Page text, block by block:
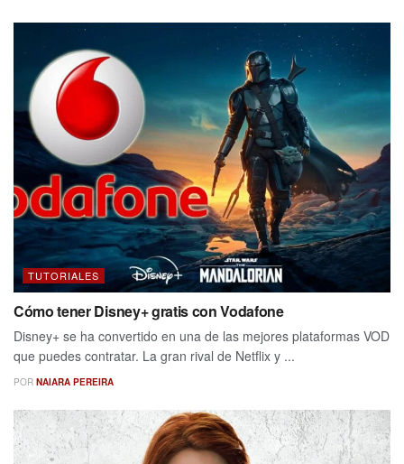
TUTORIALES
Cómo tener Disney+ gratis con Vodafone
Disney+ se ha convertido en una de las mejores plataformas VOD
que puedes contratar. La gran rival de Netflix y ...
POR NAIARA PEREIRA